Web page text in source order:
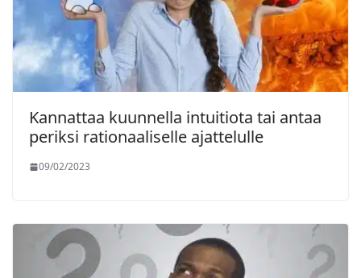
Kannattaa kuunnella intuitiota tai antaa
periksi rationaaliselle ajattelulle
09/02/2023